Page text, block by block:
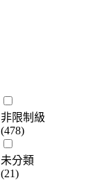
非限制級
(478)
未分類
(21)